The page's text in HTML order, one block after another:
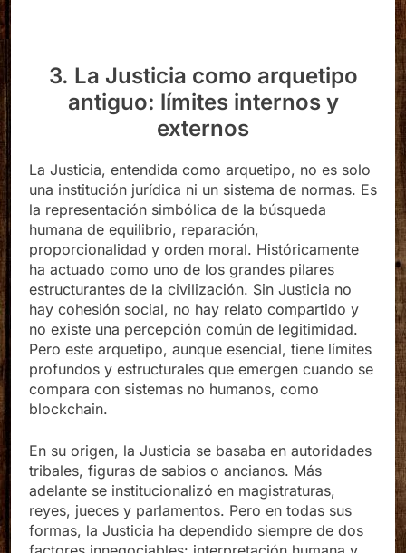
3. La Justicia como arquetipo
antiguo: límites internos y
externos
La Justicia, entendida como arquetipo, no es solo
una institución jurídica ni un sistema de normas. Es
la representación simbólica de la búsqueda
humana de equilibrio, reparación,
proporcionalidad y orden moral. Históricamente
ha actuado como uno de los grandes pilares
estructurantes de la civilización. Sin Justicia no
hay cohesión social, no hay relato compartido y
no existe una percepción común de legitimidad.
Pero este arquetipo, aunque esencial, tiene límites
profundos y estructurales que emergen cuando se
compara con sistemas no humanos, como
En su origen, la Justicia se basaba en autoridades
tribales, figuras de sabios o ancianos. Más
adelante se institucionalizó en magistraturas,
reyes, jueces y parlamentos. Pero en todas sus
formas, la Justicia ha dependido siempre de dos